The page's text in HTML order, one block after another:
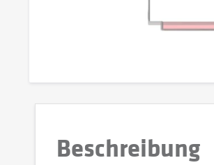
Beschreibung